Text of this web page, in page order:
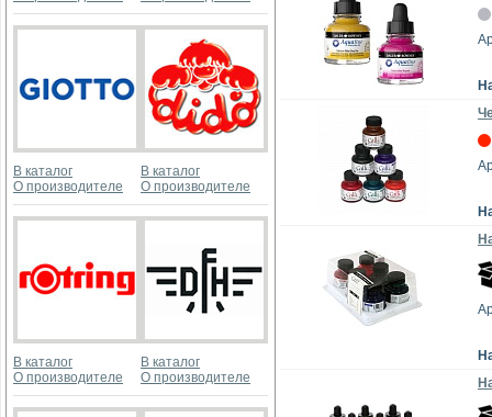
В каталог
О производителе
В каталог
О производителе
В каталог
О производителе
В каталог
О производителе